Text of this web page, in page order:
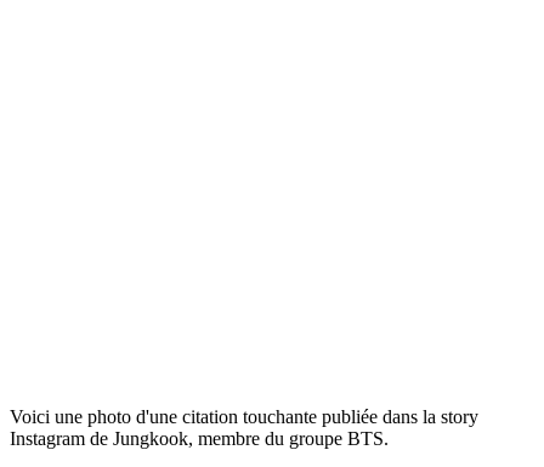
Voici une photo d'une citation touchante publiée dans la story
Instagram de Jungkook, membre du groupe BTS.